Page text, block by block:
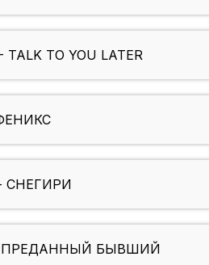
TALK TO YOU LATER
СНЕГИРИ
- ПРЕДАННЫЙ БЫВШИЙ